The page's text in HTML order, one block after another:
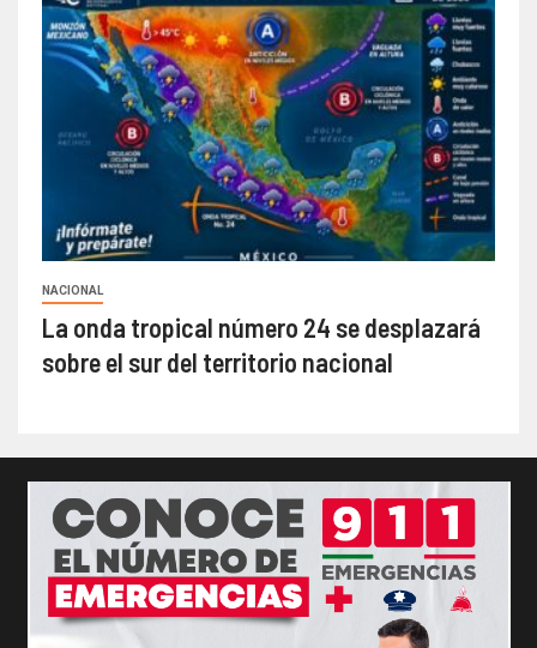
NACIONAL
La onda tropical número 24 se desplazará
sobre el sur del territorio nacional